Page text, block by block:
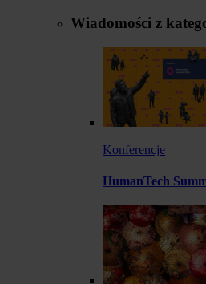
Wiadomości z
Konferencje
HumanTech